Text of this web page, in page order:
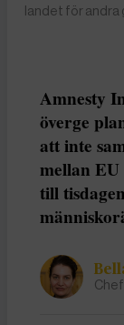
landet för andra
Amnesty
överge
att inte
mellan
till